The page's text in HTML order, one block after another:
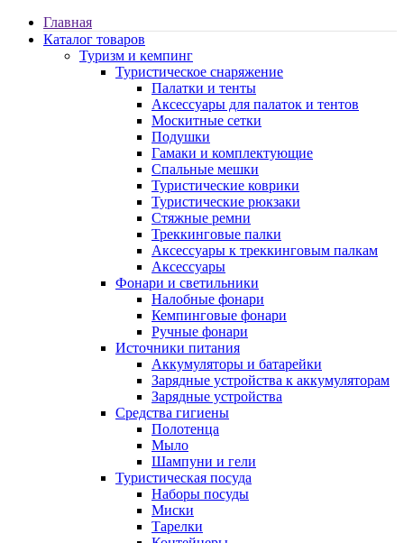
Главная
Каталог товаров
Туризм и кемпинг
Туристическое снаряжение
Палатки и тенты
Аксессуары для палаток и тентов
Москитные сетки
Подушки
Гамаки и комплектующие
Спальные мешки
Туристические коврики
Туристические рюкзаки
Стяжные ремни
Треккинговые палки
Аксессуары к треккинговым палкам
Аксессуары
Фонари и светильники
Налобные фонари
Кемпинговые фонари
Ручные фонари
Источники питания
Аккумуляторы и батарейки
Зарядные устройства к аккумуляторам
Зарядные устройства
Средства гигиены
Полотенца
Мыло
Шампуни и гели
Туристическая посуда
Наборы посуды
Миски
Тарелки